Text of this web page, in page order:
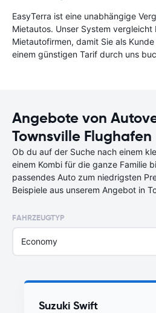
EasyTerra ist eine unabhängige
Mietautos. Unser System vergleicht
Mietautofirmen, damit Sie als
einem günstigen Tarif durch uns
Angebote von
Townsville Flughafen
Ob du auf der Suche nach einem
einem Kombi für die ganze Familie
passendes Auto zum niedrigsten
Beispiele aus unserem Angebot in
FAHRZEUGTYP
Economy
Suzuki Swift